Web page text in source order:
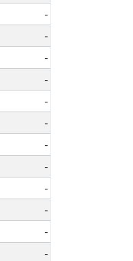
-
-
-
-
-
-
-
-
-
-
-
-